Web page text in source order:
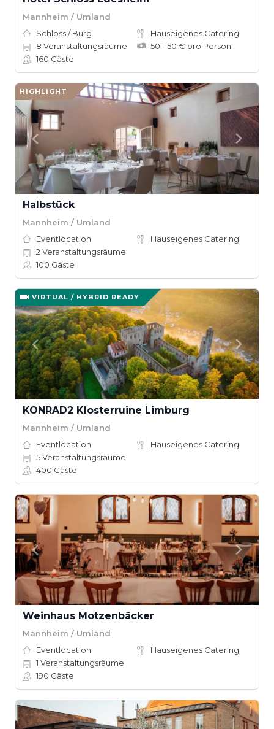
Mannheim / Umland
Schloss / Burg
Hauseigenes Catering
8 Veranstaltungsräume
50–150 € pro Person
160 Gäste
HIGHLIGHT
Halbstück
Mannheim / Umland
Eventlocation
Hauseigenes Catering
2 Veranstaltungsräume
100 Gäste
VIRTUAL / HYBRID READY
KONRAD2 Klosterruine Limburg
Mannheim / Umland
Eventlocation
Hauseigenes Catering
5Veranstaltungsräume
400 Gäste
Weinhaus Motzenbäcker
Mannheim / Umland
Eventlocation
Hauseigenes Catering
1 Veranstaltungsräume
190 Gäste